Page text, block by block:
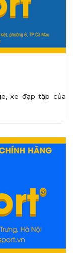
xe đạp tập của